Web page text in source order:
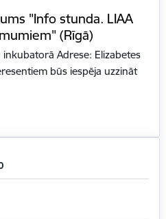
"Info stunda. LIAA
(Rīgā)
Adrese: Elizabetes
būs iespēja uzzināt